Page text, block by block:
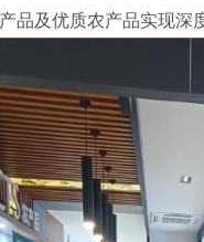
及优质农产品实现深